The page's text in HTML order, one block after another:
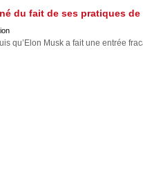
du fait de ses pratiques de
qu’Elon Musk a fait une entrée